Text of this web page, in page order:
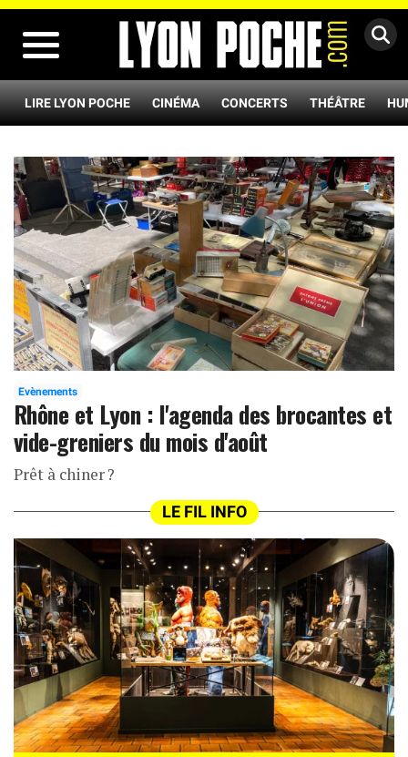
LIRE LYON POCHE CINÉMA CONCERTS THÉÂTRE
Evènements
Rhône et Lyon : l'agenda des brocantes et
vide-greniers du mois d'août
Prêt à chiner ?
LE FIL INFO